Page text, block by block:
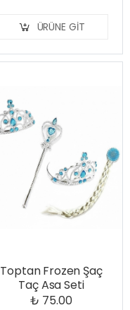
ÜRÜNE GIT
Toptan Frozen Şaç
Taç Asa Seti
₺ 75.00